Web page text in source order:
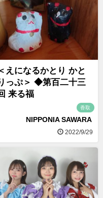
えになるかとり かと
っぷ＞ ◆第百二十三
来る福
香取
NIPPONIA SAWARA
2022/9/29